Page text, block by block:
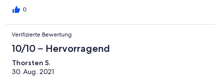
Familie Diederich-Böttcher
0
Verifizierte Bewertung
10/10 – Hervorragend
Thorsten S.
30. Aug. 2021